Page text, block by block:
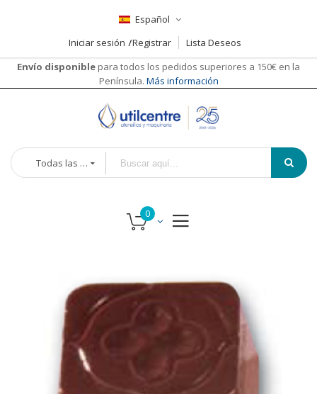
Español
Iniciar sesión
Registrar
Lista Deseos
Envío disponible para todos los pedidos superiores a 150€ en la
Península. Más información
Todas las categorías